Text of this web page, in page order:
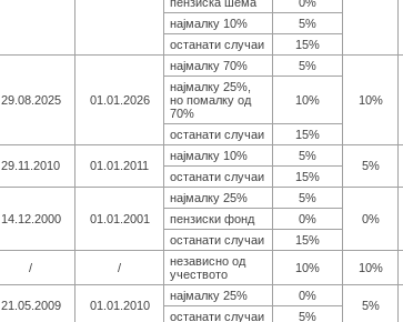
најмалку 10%
5%
останати случаи
15%
29.08.2025 01.01.2026
најмалку 70% 5%
10%
најмалку 25%,
но помалку од
70%
10%
останати случаи 15%
29.11.2010 01.01.2011
најмалку 10% 5%
5%
останати случаи
15%
14.12.2000 01.01.2001
најмалку 25%
5%
0%
пензиски фонд
0%
останати случаи
15%
/ /
независно од
учеството
10% 10%
21.05.2009 01.01.2010
најмалку 25% 0%
5%
останати случаи
5%